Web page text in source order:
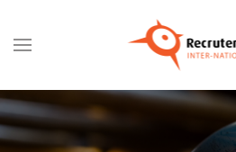
Passer au contenu principal